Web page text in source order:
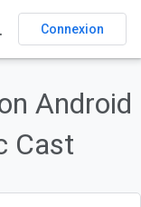
Cast Connexion
Android
Cast